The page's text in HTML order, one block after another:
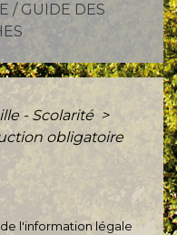
/ GUIDE DES
- Scolarité >
obligatoire
l'information légale